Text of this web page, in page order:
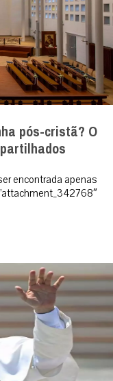
pós-cristã? O
encontrada apenas